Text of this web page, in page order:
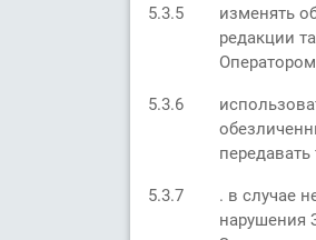
5.3.5
изменять
редакции
5.3.6
5.3.7
. в случае
нарушения